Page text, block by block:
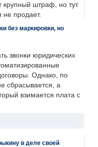
крупный штраф, но тут
не продает.
без маркировки, но
звонки юридических
Однако, по
сбрасывается, а
взимается плата с
в деле своей